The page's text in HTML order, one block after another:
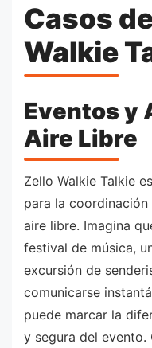
Casos
Walkie
Eventos y
Aire Libre
Zello Walkie Talkie
para la
aire libre. Imagina
festival de música,
excursión de
comunicarse
puede marcar la
y segura del evento.